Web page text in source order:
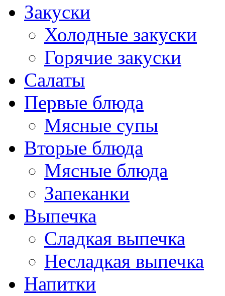
Закуски
Холодные закуски
Горячие закуски
Салаты
Первые блюда
Мясные супы
Вторые блюда
Мясные блюда
Запеканки
Выпечка
Сладкая выпечка
Несладкая выпечка
Напитки